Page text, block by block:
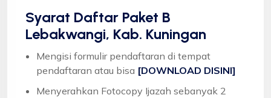
Syarat Daftar Paket B
Lebakwangi, Kab. Kuningan
Mengisi formulir pendaftaran di tempat
pendaftaran atau bisa [DOWNLOAD DISINI]
Menyerahkan Fotocopy Ijazah sebanyak 2